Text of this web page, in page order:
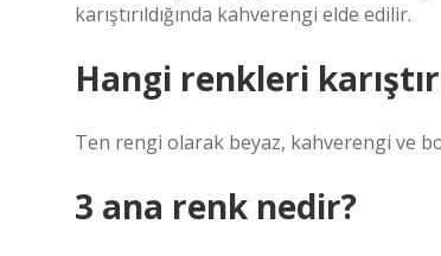
karıştırıldığında kahverengi elde edilir.
Hangi renkleri
Ten rengi olarak beyaz, kahverengi ve bol
3 ana renk nedir?